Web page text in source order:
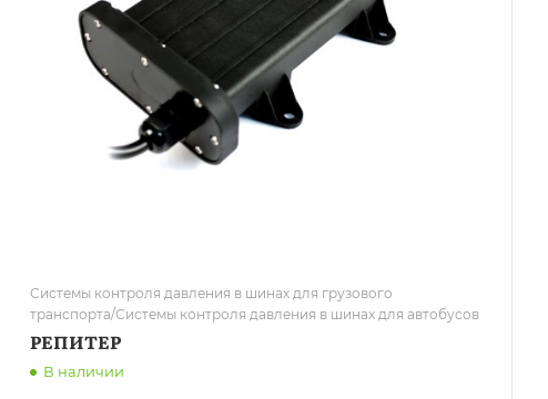
Системы контроля давления в шинах для грузового
транспорта/Системы контроля давления в шинах для автобусов
РЕПИТЕР
В наличии